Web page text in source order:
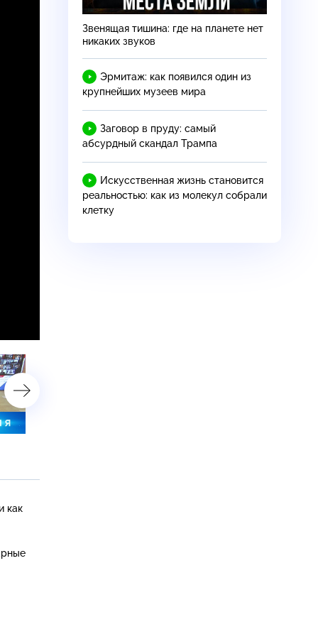
как
Звенящая тишина: где на планете нет
никаких звуков
Эрмитаж: как появился один из
крупнейших музеев мира
Заговор в пруду: самый
абсурдный скандал Трампа
Искусственная жизнь становится
реальностью: как из молекул собрали
клетку